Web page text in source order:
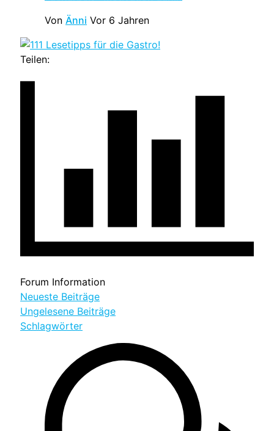
Von Änni Vor 6 Jahren
Teilen:
Forum Information
Neueste Beiträge
Ungelesene Beiträge
Schlagwörter